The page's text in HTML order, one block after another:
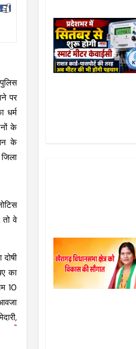
पर
धर्म
के
के
तो वे
का
10